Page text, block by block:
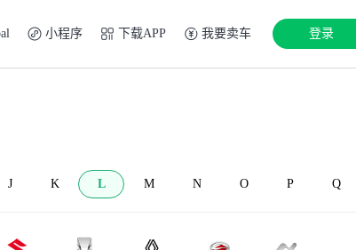
小程序 下载APP 我要卖车 登录
J K L M N O P Q